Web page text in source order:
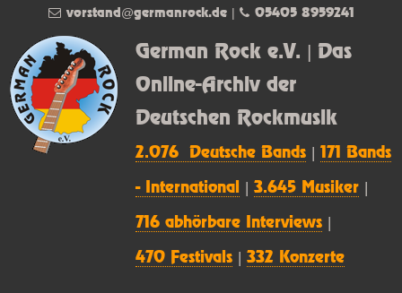
German Rock e.V. | Das
Online-Archiv der
Deutschen Rockmusik
2.076 Deutsche Bands |171 Bands
- International |3.645 Musiker
716 abhörbare Interviews
470 Festivals |332 Konzerte
vorstand@germanrock.de| 05405 8959241